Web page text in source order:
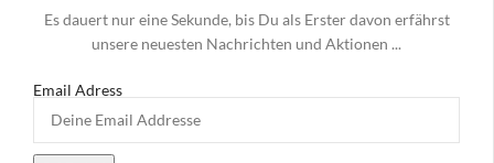
Es dauert nur eine Sekunde, bis Du als Erster davon erfährst
unsere neuesten Nachrichten und Aktionen ...
Email Adress